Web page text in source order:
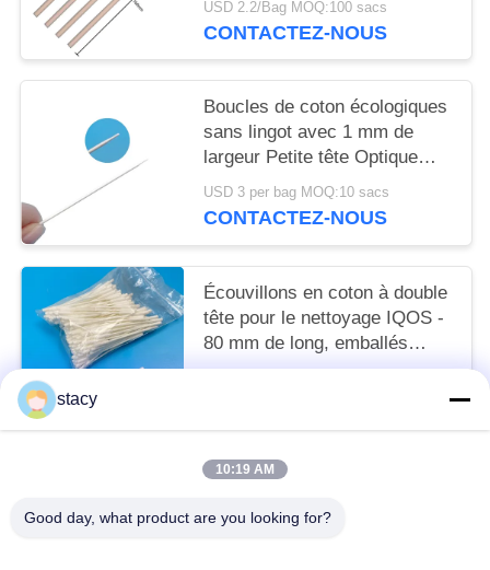
USD 2.2/Bag MOQ:100 sacs
CONTACTEZ-NOUS
Boucles de coton écologiques
sans lingot avec 1 mm de
largeur Petite tête Optique
trou de nettoyage de salle
blanche
USD 3 per bag MOQ:10 sacs
CONTACTEZ-NOUS
Écouvillons en coton à double
tête pour le nettoyage IQOS -
80 mm de long, emballés
individuellement
stacy
10:19 AM
Good day, what product are you looking for?